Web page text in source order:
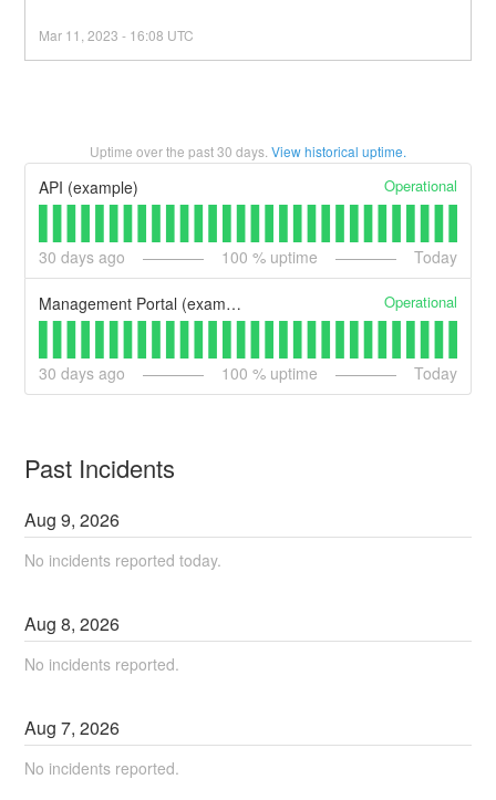
Mar 11 ,2023 - 16:08 UTC
Uptime over the past30 days. View historical uptime.
API (example) Operational
30 days ago 100 % uptime Today
Management Portal (example) Operational
30 days ago 100 % uptime Today
Past Incidents
Aug9,2026
No incidents reported today.
Aug8,2026
No incidents reported.
Aug7,2026
No incidents reported.